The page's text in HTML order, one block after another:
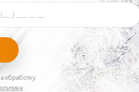
обработку